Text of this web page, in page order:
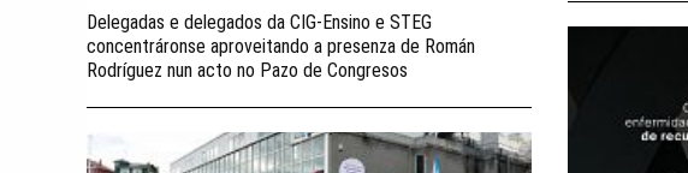
Delegadas e delegados da CIG-Ensino e STEG
concentráronse aproveitando a presenza de Román
Rodríguez nun acto no Pazo de Congresos